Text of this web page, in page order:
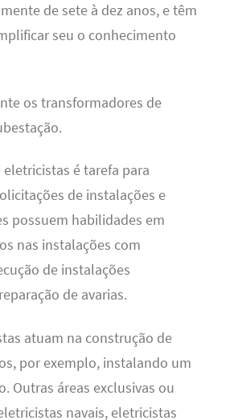
de sete à dez anos, e têm
seu o conhecimento
os transformadores de
é tarefa para
de instalações e
possuem habilidades em
nas instalações com
de instalações
de avarias.
atuam na construção de
por exemplo, instalando um
Outras áreas exclusivas ou
navais, eletricistas